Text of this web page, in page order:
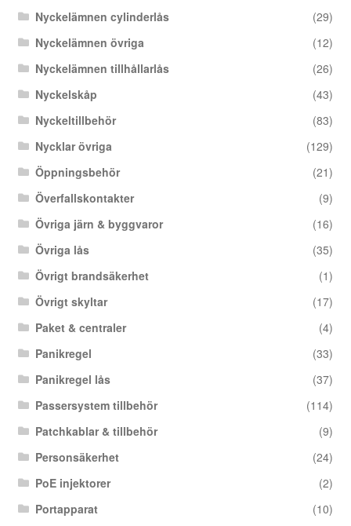
Nyckelämnen cylinderlås
(29)
Nyckelämnen övriga
(12)
Nyckelämnen tillhållarlås
(26)
Nyckelskåp
(43)
Nyckeltillbehör
(83)
Nycklar övriga
(129)
Öppningsbehör
(21)
Överfallskontakter
(9)
Övriga järn & byggvaror
(16)
Övriga lås
(35)
Övrigt brandsäkerhet
(1)
Övrigt skyltar
(17)
Paket & centraler
(4)
Panikregel
(33)
Panikregel lås
(37)
Passersystem tillbehör
(114)
Patchkablar & tillbehör
(9)
Personsäkerhet
(24)
PoE injektorer
(2)
Portapparat
(10)